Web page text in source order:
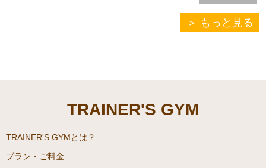
もっと見る
TRAINER'S GYM
TRAINER'S GYMとは？
プラン・ご料金